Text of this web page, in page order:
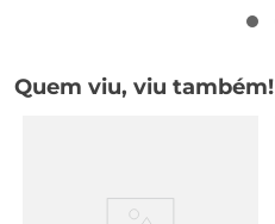
Quem viu, viu também!